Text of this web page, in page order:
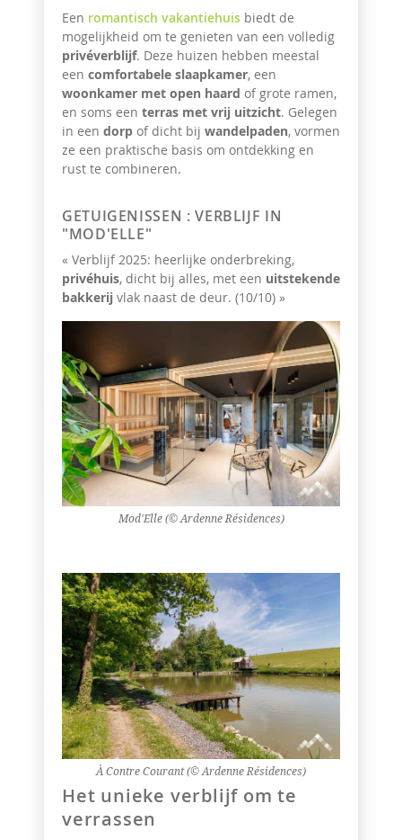
Een romantisch vakantiehuis biedt de
mogelijkheid om te genieten van een volledig
privéverblijf. Deze huizen hebben meestal
een comfortabele slaapkamer, een
woonkamer met open haard of grote ramen,
en soms een terras met vrij uitzicht. Gelegen
in een dorp of dicht bij wandelpaden, vormen
ze een praktische basis om ontdekking en
rust te combineren.
GETUIGENISSEN : VERBLIJF IN
"MOD'ELLE"
« Verblijf 2025: heerlijke onderbreking,
privéhuis, dicht bij alles, met een uitstekende
bakkerij vlak naast de deur. (10/10) »
Mod'Elle (© Ardenne Résidences)
À Contre Courant (© Ardenne Résidences)
Het unieke verblijf om te
verrassen